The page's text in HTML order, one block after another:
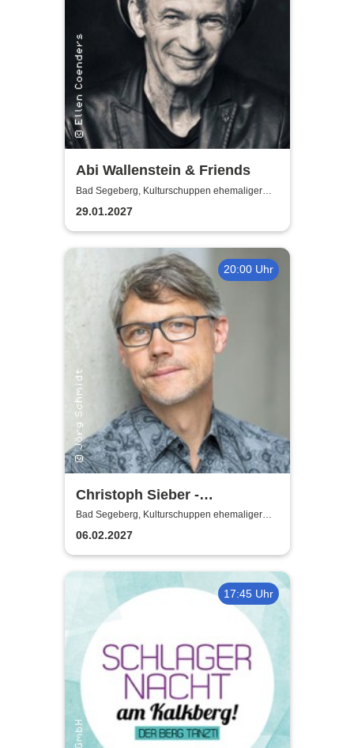
Abi Wallenstein & Friends
Bad Segeberg, Kulturschuppen ehemaliger
Antikschuppen
29.01.2027
20:00 Uhr
Christoph Sieber -
Weitermachen!
Bad Segeberg, Kulturschuppen ehemaliger
Antikschuppen
06.02.2027
17:45 Uhr